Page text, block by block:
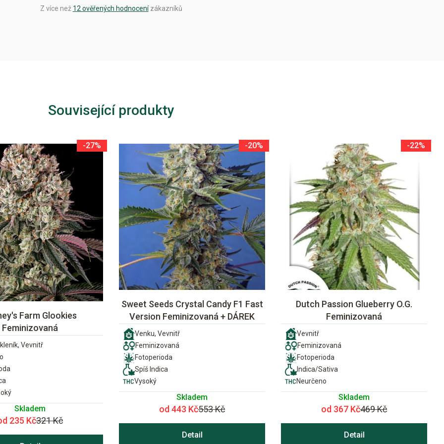
Z více než 12 ověřených hodnocenízákazníků
Související produkty
-27%
Farm Glookies
Feminizovaná
Vevnitř
Skladem
235 Kč321 Kč
-20%
Sweet Seeds Crystal Candy F1 Fast
Version Feminizovaná + DÁREK
Venku, Vevnitř
Feminizovaná
Fotoperioda
Spíš Indica
Vysoký
Skladem
od 443 Kč553 Kč
Detail
-22%
Dutch Passion Glueberry O.G.
Feminizovaná
Vevnitř
Feminizovaná
Fotoperioda
Indica/Sativa
Neurčeno
Skladem
od 367 Kč469 Kč
Detail